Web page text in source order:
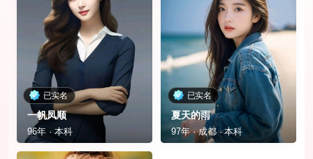
已实名
一帆凤顺
96年 · 本科
已实名
夏天的雨
97年 · 成都 · 本科